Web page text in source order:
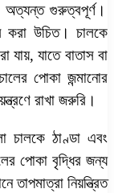
অত্যন্ত গুরুত্বপূর্ণ।
করা উচিত। চালকে
যায়, যাতে বাতাস বা
পোকা জন্মানোর
রাখা জরুরি।
চালকে ঠাণ্ডা এবং
পোকা বৃদ্ধির জন্য
নিয়ন্ত্রিত